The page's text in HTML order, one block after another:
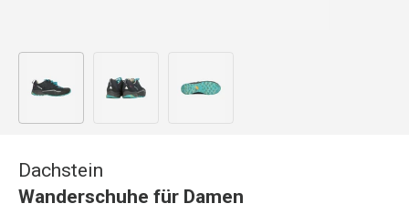
Bild 1 in Galerieansicht laden
Dachstein
Wanderschuhe für Damen